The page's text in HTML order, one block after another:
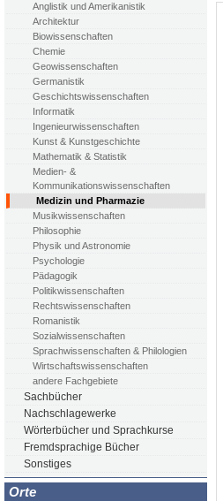
Anglistik und Amerikanistik
Architektur
Biowissenschaften
Chemie
Geowissenschaften
Germanistik
Geschichtswissenschaften
Informatik
Ingenieurwissenschaften
Kunst & Kunstgeschichte
Mathematik & Statistik
Medien- &
Kommunikationswissenschaften
Medizin und Pharmazie
Musikwissenschaften
Philosophie
Physik und Astronomie
Psychologie
Pädagogik
Politikwissenschaften
Rechtswissenschaften
Romanistik
Sozialwissenschaften
Sprachwissenschaften & Philologien
Wirtschaftswissenschaften
andere Fachgebiete
Sachbücher
Nachschlagewerke
Wörterbücher und Sprachkurse
Fremdsprachige Bücher
Sonstiges
Orte